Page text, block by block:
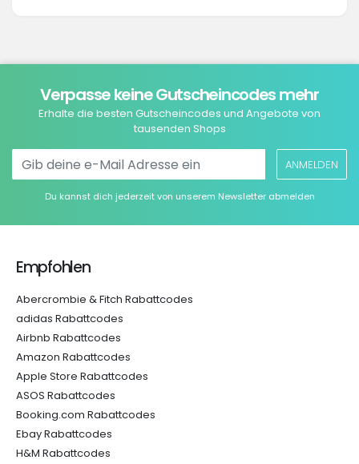
Verpasse keine Gutscheincodes mehr
Erhalte die besten Gutscheincodes und Angebote von
tausenden Shops
ANMELDEN
Du kannst dich jederzeit von unserem Newsletter abmelden
Empfohlen
Abercrombie & Fitch Rabattcodes
adidas Rabattcodes
Airbnb Rabattcodes
Amazon Rabattcodes
Apple Store Rabattcodes
ASOS Rabattcodes
Booking.com Rabattcodes
Ebay Rabattcodes
H&M Rabattcodes